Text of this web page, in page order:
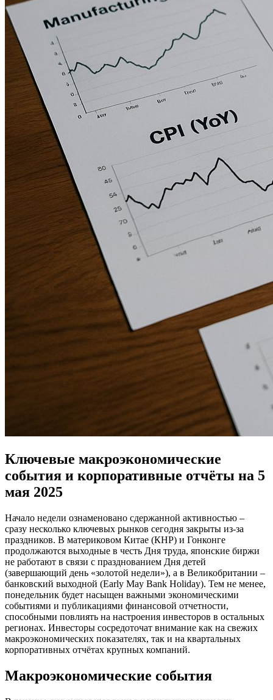
Ключевые макроэкономические
события и корпоративные отчёты на 5
мая 2025
Начало недели ознаменовано сдержанной активностью –
сразу несколько ключевых рынков сегодня закрыты из-за
праздников. В материковом Китае (КНР) и Гонконге
продолжаются выходные в честь Дня труда, японские биржи
не работают в связи с празднованием Дня детей
(завершающий день «золотой недели»), а в Великобритании –
банковский выходной (Early May Bank Holiday). Тем не менее,
понедельник будет насыщен важными экономическими
событиями и публикациями финансовой отчетности,
способными повлиять на настроения инвесторов в остальных
регионах. Инвесторы сосредоточат внимание как на свежих
макроэкономических показателях, так и на квартальных
корпоративных отчётах крупных компаний.
Макроэкономические события